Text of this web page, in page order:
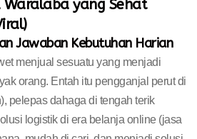
Waralaba yang Sehat
Jawaban Kebutuhan Harian
menjual sesuatu yang menjadi
orang. Entah itu pengganjal perut di
pelepas dahaga di tengah terik
logistik di era belanja online (jasa